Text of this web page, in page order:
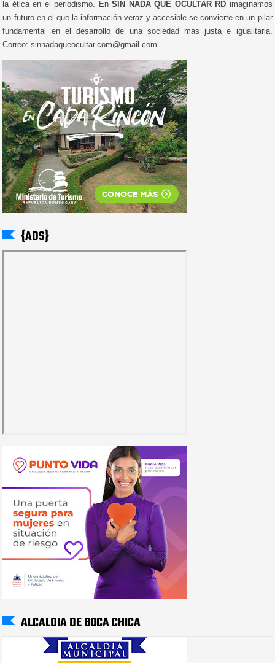
la ética en el periodismo. EnSIN NADA QUE OCULTAR RD imaginamos
un futuro en el que la información veraz y accesible se convierte en un pilar
fundamental en el desarrollo de una sociedad más justa e igualitaria.
Correo: sinnadaqueocultar.com@gmail.com
{ADS}
ALCALDIA DE BOCA CHICA